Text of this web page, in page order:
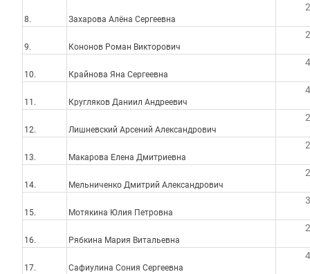
8. Захарова Алёна Сергеевна
9. Кононов Роман Викторович
10. Крайнова Яна Сергеевна
11. Кругляков Даниил Андреевич
12. Лишневский Арсений Александрович
13. Макарова Елена Дмитриевна
14. Мельниченко Дмитрий Александрович
15. Мотякина Юлия Петровна
16. Рябкина Мария Витальевна
17. Сафиулина Сония Сергеевна